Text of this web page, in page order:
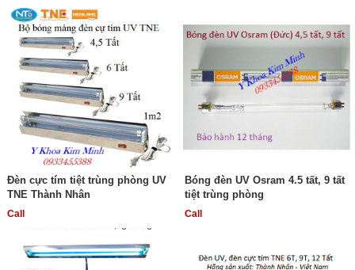
Đèn cực tím tiệt trùng phòng UV
TNE Thành Nhân
Call
Bóng đèn UV Osram 4.5 tất, 9 tất
tiệt trùng phòng
Call